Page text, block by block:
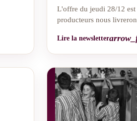
L'offre du jeudi 28/12
producteurs nous
Lire la newsletter